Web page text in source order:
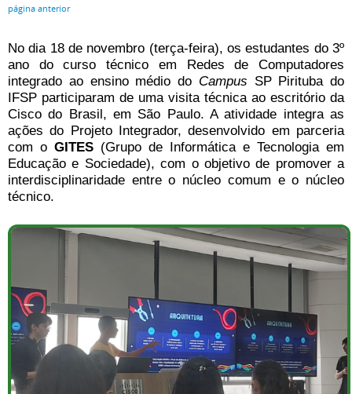
página anterior
No dia 18 de novembro (terça-feira), os estudantes do 3º
ano do curso técnico em Redes de Computadores
integrado ao ensino médio do Campus SP Pirituba do
IFSP participaram de uma visita técnica ao escritório da
Cisco do Brasil, em São Paulo. A atividade integra as
ações do Projeto Integrador, desenvolvido em parceria
com o GITES (Grupo de Informática e Tecnologia em
Educação e Sociedade), com o objetivo de promover a
interdisciplinaridade entre o núcleo comum e o núcleo
técnico.